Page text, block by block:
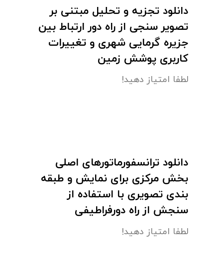
دانلود تجزیه و تحلیل مبتنی بر
تصویر سنجی از راه دور ارتباط بین
جزیره گرمایی شهری و تغییرات
کاربری پوشش زمین
لطفا امتیاز دهید!
دانلود ترانسفورماتورهای اصلی
بخش مرکزی برای نمایش و طبقه
بندی تصویری با استفاده از
سنجش از راه دورفراطیفی
لطفا امتیاز دهید!